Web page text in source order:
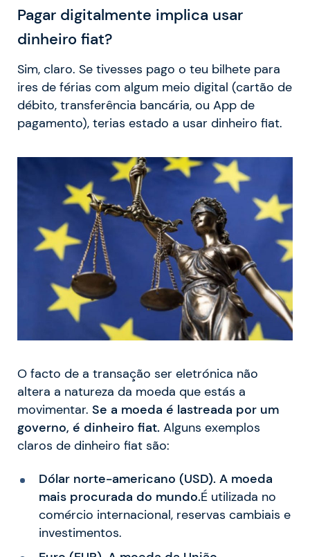
Pagar digitalmente implica usar
dinheiro fiat?
Sim, claro. Se tivesses pago o teu bilhete para
ires de férias com algum meio digital (cartão de
débito, transferência bancária, ou App de
pagamento), terias estado a usar dinheiro fiat.
O facto de a transação ser eletrónica não
altera a natureza da moeda que estás a
movimentar. Se a moeda é lastreada por um
governo, é dinheiro fiat. Alguns exemplos
claros de dinheiro fiat são:
Dólar norte-americano (USD). A moeda
mais procurada do mundo.É utilizada no
comércio internacional, reservas cambiais e
investimentos.